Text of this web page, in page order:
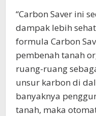
“Carbon Saver ini
dampak lebih
formula Carbon
pembenah tanah
ruang-ruang
unsur karbon di
banyaknya
tanah, maka